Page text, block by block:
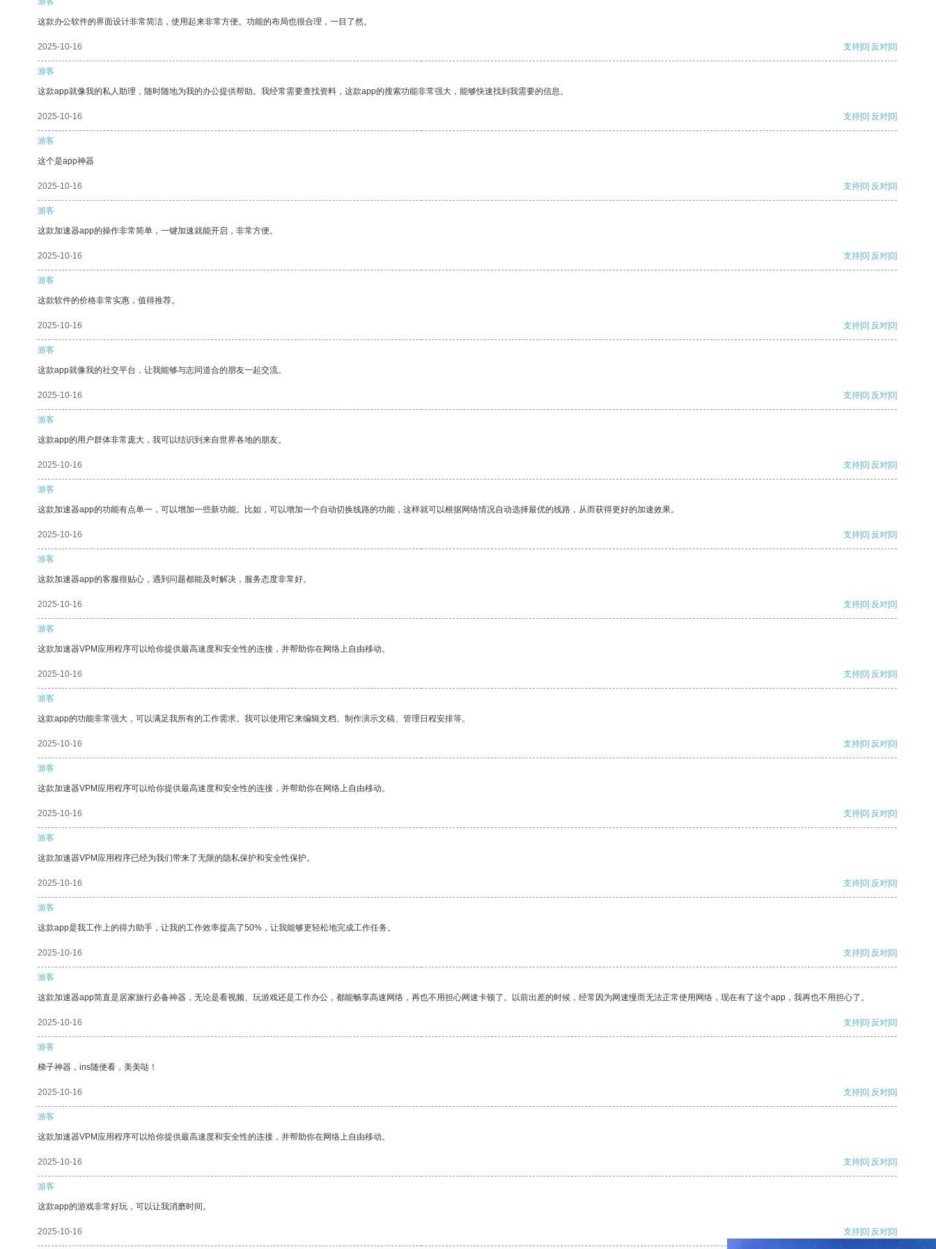
这款办公软件的界面设计非常简洁，使用起来非常方便。功能的布局也很合理，一目了然。
2025-10-16 支持[0] 反对[0]
游客
这款app就像我的私人助理，随时随地为我的办公提供帮助。我经常需要查找资料，这款app的搜索功能非常强大，能够快速找到我需要的信息。
2025-10-16 支持[0] 反对[0]
游客
这个是app神器
2025-10-16 支持[0] 反对[0]
游客
这款加速器app的操作非常简单，一键加速就能开启，非常方便。
2025-10-16 支持[0] 反对[0]
游客
这款软件的价格非常实惠，值得推荐。
2025-10-16 支持[0] 反对[0]
游客
这款app就像我的社交平台，让我能够与志同道合的朋友一起交流。
2025-10-16 支持[0] 反对[0]
游客
这款app的用户群体非常庞大，我可以结识到来自世界各地的朋友。
2025-10-16 支持[0] 反对[0]
游客
这款加速器app的功能有点单一，可以增加一些新功能。比如，可以增加一个自动切换线路的功能，这样就可以根据网络情况自动选择最优的线路，从而获得更好的加速效果。
2025-10-16 支持[0] 反对[0]
游客
这款加速器app的客服很贴心，遇到问题都能及时解决，服务态度非常好。
2025-10-16 支持[0] 反对[0]
游客
这款加速器VPM应用程序可以给你提供最高速度和安全性的连接，并帮助你在网络上自由移动。
2025-10-16 支持[0] 反对[0]
游客
这款app的功能非常强大，可以满足我所有的工作需求。我可以使用它来编辑文档、制作演示文稿、管理日程安排等。
2025-10-16 支持[0] 反对[0]
游客
这款加速器VPM应用程序可以给你提供最高速度和安全性的连接，并帮助你在网络上自由移动。
2025-10-16 支持[0] 反对[0]
游客
这款加速器VPM应用程序已经为我们带来了无限的隐私保护和安全性保护。
2025-10-16 支持[0] 反对[0]
游客
这款app是我工作上的得力助手，让我的工作效率提高了50%，让我能够更轻松地完成工作任务。
2025-10-16 支持[0] 反对[0]
游客
这款加速器app简直是居家旅行必备神器，无论是看视频、玩游戏还是工作办公，都能畅享高速网络，再也不用担心网速卡顿了。以前出差的时候，经常因为网速慢而无法正常使用网络，现在有了这个app，我再也不用担心了。
2025-10-16 支持[0] 反对[0]
游客
梯子神器，ins随便看，美美哒！
2025-10-16 支持[0] 反对[0]
游客
这款加速器VPM应用程序可以给你提供最高速度和安全性的连接，并帮助你在网络上自由移动。
2025-10-16 支持[0] 反对[0]
游客
这款app的游戏非常好玩，可以让我消磨时间。
2025-10-16 支持[0] 反对[0]